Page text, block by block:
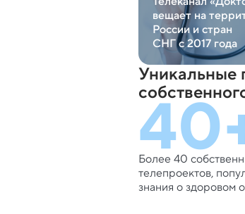
вещает на
России и стран
СНГ с 2017 года
Уникальные
Более 40
телепроектов,
знания о здоровом